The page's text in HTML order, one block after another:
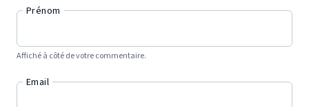
Prénom
Affiché à côté de votre commentaire.
Email